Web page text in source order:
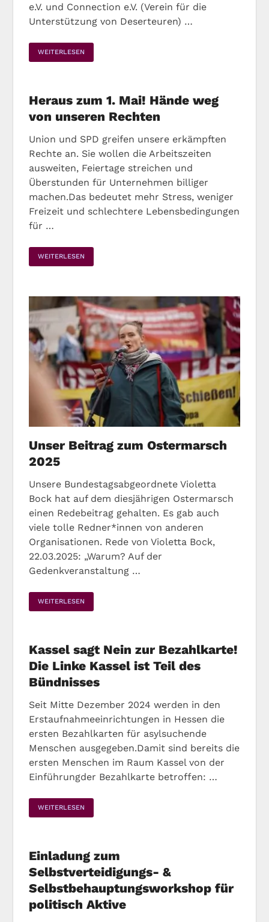
e.V. und Connection e.V. (Verein für die
Unterstützung von Deserteuren) …
WEITERLESEN
Heraus zum 1. Mai! Hände weg
von unseren Rechten
Union und SPD greifen unsere erkämpften
Rechte an. Sie wollen die Arbeitszeiten
ausweiten, Feiertage streichen und
Überstunden für Unternehmen billiger
machen.Das bedeutet mehr Stress, weniger
Freizeit und schlechtere Lebensbedingungen
für …
WEITERLESEN
Unser Beitrag zum Ostermarsch
2025
Unsere Bundestagsabgeordnete Violetta
Bock hat auf dem diesjährigen Ostermarsch
einen Redebeitrag gehalten. Es gab auch
viele tolle Redner*innen von anderen
Organisationen. Rede von Violetta Bock,
22.03.2025: „Warum? Auf der
Gedenkveranstaltung …
WEITERLESEN
Kassel sagt Nein zur Bezahlkarte!
Die Linke Kassel ist Teil des
Bündnisses
Seit Mitte Dezember 2024 werden in den
Erstaufnahmeeinrichtungen in Hessen die
ersten Bezahlkarten für asylsuchende
Menschen ausgegeben.Damit sind bereits die
ersten Menschen im Raum Kassel von der
Einführungder Bezahlkarte betroffen: …
WEITERLESEN
Einladung zum
Selbstverteidigungs- &
Selbstbehauptungsworkshop für
politisch Aktive